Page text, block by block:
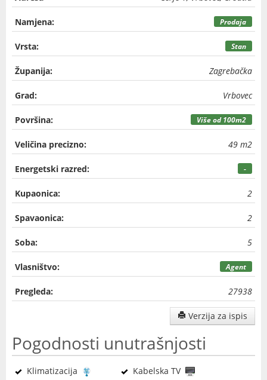
Namjena: Prodaja
Vrsta: Stan
Županija: Zagrebačka
Grad: Vrbovec
Površina: Više od 100m2
Veličina precizno: 49 m2
Energetski razred: -
Kupaonica: 2
Spavaonica: 2
Soba: 5
Vlasništvo: Agent
Pregleda: 27938
Verzija za ispis
Pogodnosti unutrašnjosti
Klimatizacija
Kabelska TV